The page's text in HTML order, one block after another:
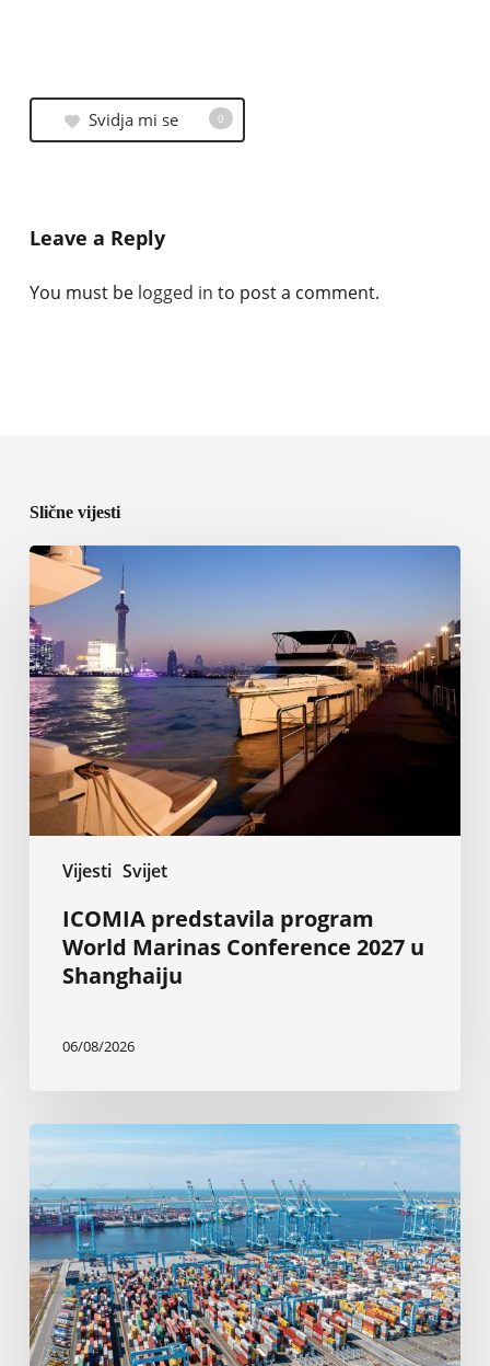
Svidja mi se 0
Leave a Reply
You must be logged in to post a comment.
Slične vijesti
Vijesti Svijet
ICOMIA
predstavila
program
World
Marinas
Conference
2027
u
Shanghaiju
ICOMIA predstavila program
World Marinas Conference 2027 u
Shanghaiju
06/08/2026
Rotterdam:
brodova
sa
obale
od
2030.
godine